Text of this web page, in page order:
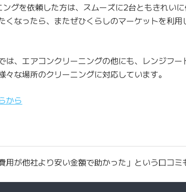
グを依頼した方は、スムーズに2台ともきれい
くなったら、またぜひくらしのマーケットを利
は、エアコンクリーニングの他にも、レンジフ
な場所のクリーニングに対応しています。
から
が他社より安い金額で助かった」という口コミ